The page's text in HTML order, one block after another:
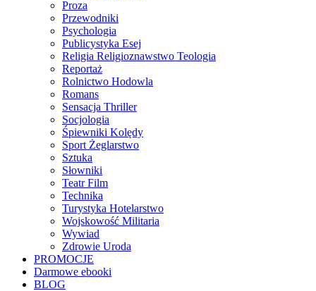
Proza
Przewodniki
Psychologia
Publicystyka Esej
Religia Religioznawstwo Teologia
Reportaż
Rolnictwo Hodowla
Romans
Sensacja Thriller
Socjologia
Śpiewniki Kolędy
Sport Żeglarstwo
Sztuka
Słowniki
Teatr Film
Technika
Turystyka Hotelarstwo
Wojskowość Militaria
Wywiad
Zdrowie Uroda
PROMOCJE
Darmowe ebooki
BLOG